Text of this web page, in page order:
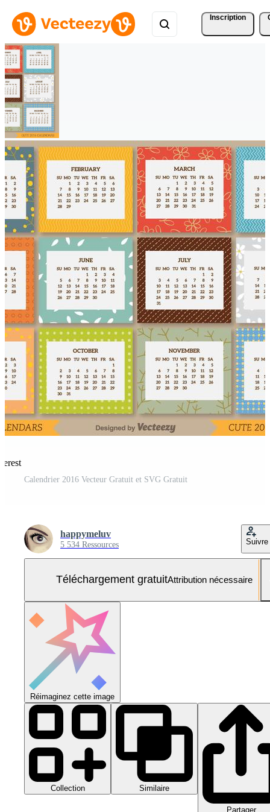
Inscription
Calendrier 2016 Vecteur Gratuit et SVG Gratuit
happymeluv
5 534 Ressources Suivre
Téléchargement gratuitAttribution nécessaire
Réimaginez cette image
Collection Similaire
Partager